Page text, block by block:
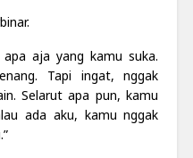
apa aja yang kamu suka.
Tapi ingat, nggak
Selarut apa pun, kamu
ada aku, kamu nggak